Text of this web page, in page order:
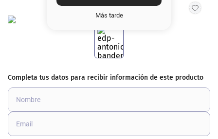
Más tarde
8.